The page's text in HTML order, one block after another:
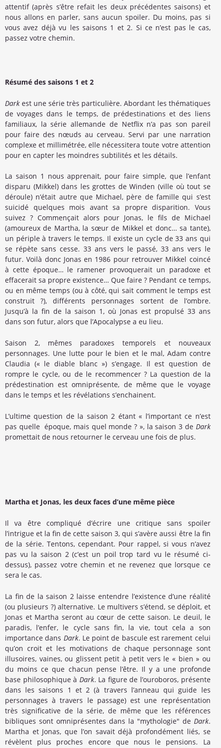
attentif (après s’être refait les deux précédentes saisons) et
nous allons en parler, sans aucun spoiler. Du moins, pas si
vous avez déjà vu les saisons 1 et 2. Si ce n’est pas le cas,
passez votre chemin.
Résumé des saisons 1 et 2
Darkest une série très particulière. Abordant les thématiques
de voyages dans le temps, de prédestinations et des liens
familiaux, la série allemande de Netflix n’a pas son pareil
pour faire des nœuds au cerveau. Servi par une narration
complexe et millimétrée, elle nécessitera toute votre attention
pour en capter les moindres subtilités et les détails.
La saison 1 nous apprenait, pour faire simple, que l’enfant
disparu (Mikkel) dans les grottes de Winden (ville où tout se
déroule) n’était autre que Michael, père de famille qui s’est
suicidé quelques mois avant sa propre disparition. Vous
suivez ? Commençait alors pour Jonas, le fils de Michael
(amoureux de Martha, la sœur de Mikkel et donc… sa tante),
un périple à travers le temps. Il existe un cycle de 33 ans qui
se répète sans cesse. 33 ans vers le passé, 33 ans vers le
futur. Voilà donc Jonas en 1986 pour retrouver Mikkel coincé
à cette époque… le ramener provoquerait un paradoxe et
effacerait sa propre existence… Que faire ? Pendant ce temps,
ou en même temps (ou à côté, qui sait comment le temps est
construit ?), différents personnages sortent de l’ombre.
Jusqu’à la fin de la saison 1, où Jonas est propulsé 33 ans
dans son futur, alors que l’Apocalypse a eu lieu.
Saison 2, mêmes paradoxes temporels et nouveaux
personnages. Une lutte pour le bien et le mal, Adam contre
Claudia (« le diable blanc ») s’engage. Il est question de
rompre le cycle, ou de le recommencer ? La question de la
prédestination est omniprésente, de même que le voyage
dans le temps et les révélations s’enchainent.
L’ultime question de la saison 2 étant « l’important ce n’est
pas quelle époque, mais quel monde ? », la saison 3 de Dark
promettait de nous retourner le cerveau une fois de plus.
Martha et Jonas, les deux faces d’une même pièce
Il va être compliqué d’écrire une critique sans spoiler
l’intrigue et la fin de cette saison 3, qui s’avère aussi être la fin
de la série. Tentons, cependant. Pour rappel, si vous n’avez
pas vu la saison 2 (c’est un poil trop tard vu le résumé ci-
dessus), passez votre chemin et ne revenez que lorsque ce
sera le cas.
La fin de la saison 2 laisse entendre l’existence d’une réalité
(ou plusieurs ?) alternative. Le multivers s’étend, se déploit, et
Jonas et Martha seront au cœur de cette saison. Le deuil, le
paradis, l’enfer, le cycle sans fin, la vie, tout cela a son
importance dans Dark. Le point de bascule est rarement celui
qu’on croit et les motivations de chaque personnage sont
illusoires, vaines, ou glissent petit à petit vers le « bien » ou
du moins ce que chacun pense l’être. Il y a une profonde
base philosophique à Dark. La figure de l’ouroboros, présente
dans les saisons 1 et 2 (à travers l’anneau qui guide les
personnages à travers le passage) est une représentation
très significative de la série, de même que les références
bibliques sont omniprésentes dans la "mythologie" de Dark.
Martha et Jonas, que l’on savait déjà profondément liés, se
révèlent plus proches encore que nous le pensions. La